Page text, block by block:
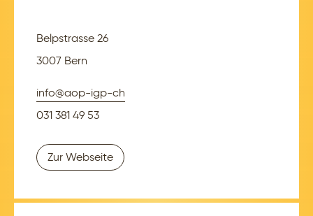
Belpstrasse 26
3007 Bern
info@aop-igp-ch
031 381 49 53
Zur Webseite